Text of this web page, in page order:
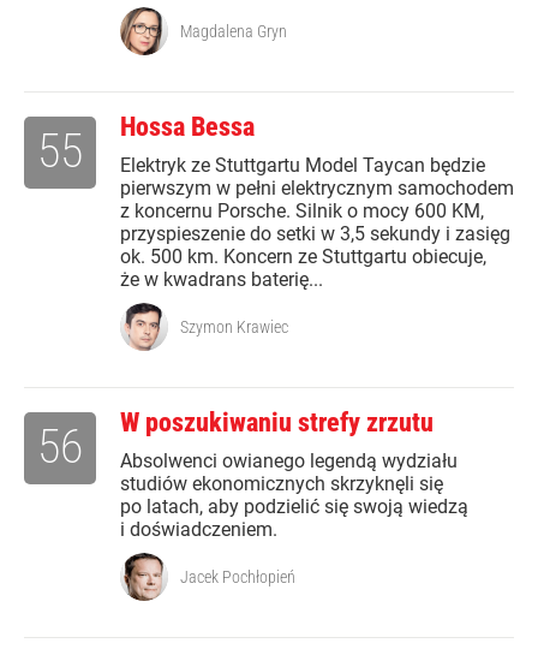
Magdalena Gryn
Hossa Bessa
Elektryk ze Stuttgartu Model Taycan będzie
pierwszym w pełni elektrycznym samochodem
z koncernu Porsche. Silnik o mocy 600 KM,
przyspieszenie do setki w 3,5 sekundy i zasięg
ok. 500 km. Koncern ze Stuttgartu obiecuje,
że w kwadrans baterię...
55
Szymon Krawiec
W poszukiwaniu strefy zrzutu
Absolwenci owianego legendą wydziału
studiów ekonomicznych skrzyknęli się
po latach, aby podzielić się swoją wiedzą
i doświadczeniem.
56
Jacek Pochłopień